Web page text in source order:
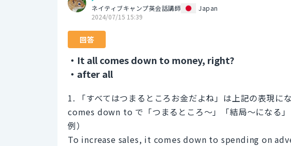
ネイティブキャンプ英会話講師
Japan
2024/07/15 15:39
回答
・It all comes down to money, right?
・after all
1. 「すべてはつまるところお金だよね」は上記の表現にな
comes down to で「つまるところ～」「結局〜になる」
例）
To increase sales, it comes down to spending on